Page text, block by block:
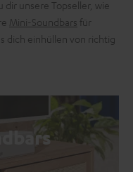
dir unsere Topseller, wie
Mini-Soundbars für
dich einhüllen von richtig